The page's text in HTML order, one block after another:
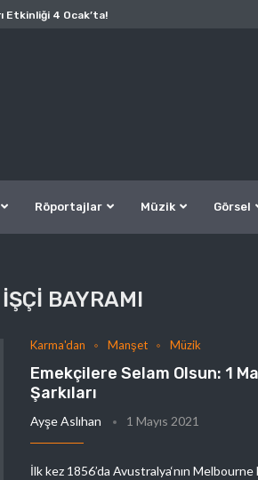
Etkinliği 4 Ocak’ta!
Röportajlar Müzik Görsel
BAYRAMI
Karma'dan Manşet Müzik
Emekçilere Selam Olsun: 1
Şarkıları
Ayşe Aslıhan 1 Mayıs 2021
İlk kez 1856’da Avustralya‘nın